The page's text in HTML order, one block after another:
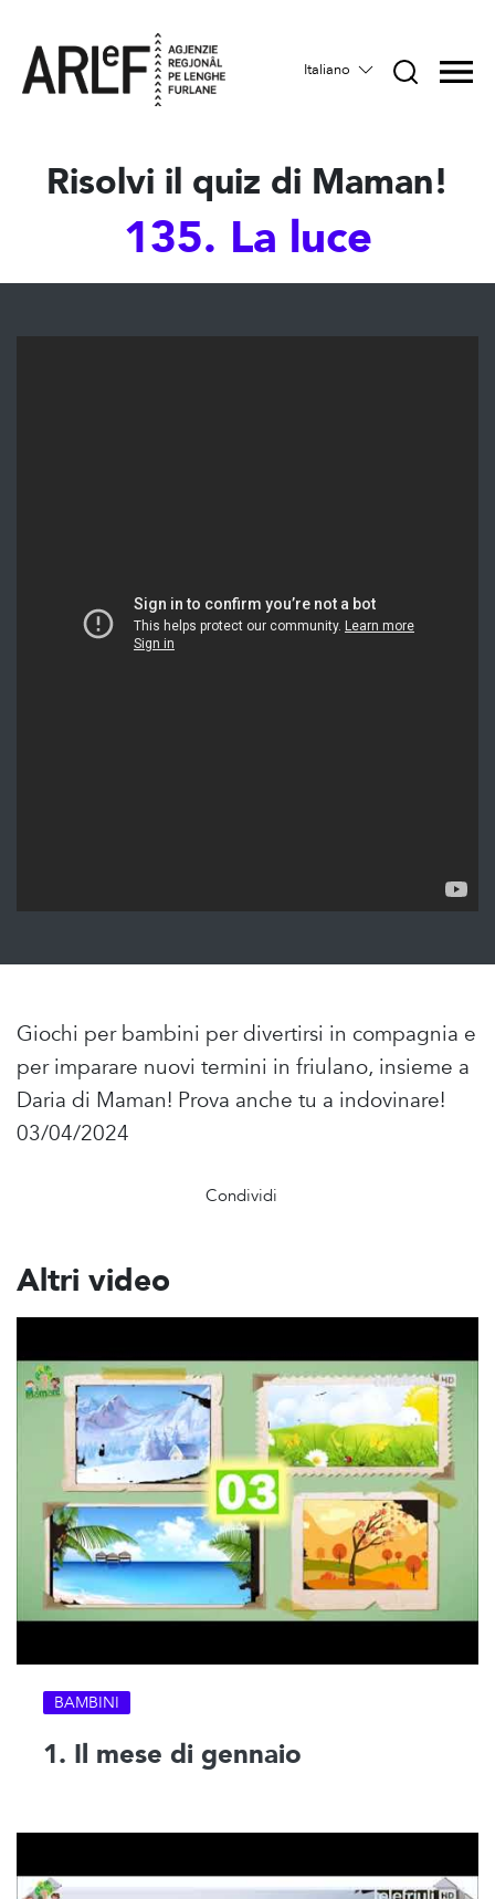
Italiano
Risolvi il quiz di Maman!
135. La luce
Giochi per bambini per divertirsi in compagnia e
per imparare nuovi termini in friulano, insieme a
Daria di Maman! Prova anche tu a indovinare!
03/04/2024
Condividi
Altri video
BAMBINI
1. Il mese di gennaio